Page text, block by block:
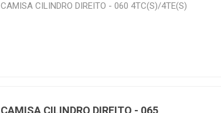
CAMISA CILINDRO DIREITO - 060 4TC(S)/4TE(S)
CAMISA CILINDRO DIREITO - 065